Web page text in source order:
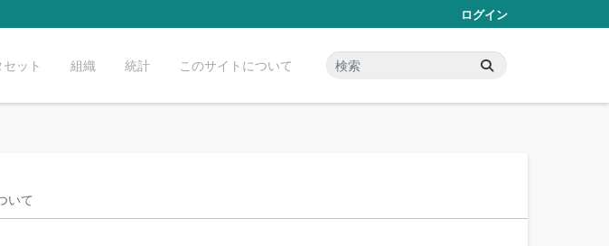
ログイン
ット 組織 統計 このサイトについて
いて